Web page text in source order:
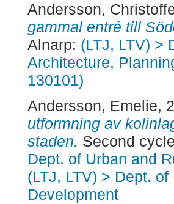
Andersson,
gammal entré till
Alnarp: (LTJ, LTV) >
Architecture,
130101)
Andersson, Emelie,
utformning av
staden. Second
Dept. of Urban and
(LTJ, LTV) > Dept.
Development